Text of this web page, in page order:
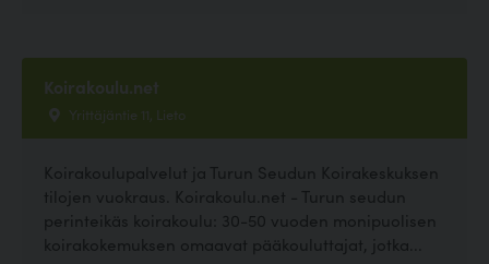
Koirakoulu.net
Yrittäjäntie 11, Lieto
Koirakoulupalvelut ja Turun Seudun Koirakeskuksen
tilojen vuokraus. Koirakoulu.net - Turun seudun
perinteikäs koirakoulu: 30-50 vuoden monipuolisen
koirakokemuksen omaavat pääkouluttajat, jotka...